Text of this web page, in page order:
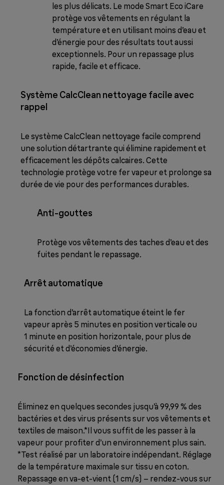
les plus délicats. Le mode Smart Eco iCare
protège vos vêtements en régulant la
température et en utilisant moins d’eau et
d’énergie pour des résultats tout aussi
exceptionnels. Pour un repassage plus
rapide, facile et efficace.
Système CalcClean nettoyage facile avec
rappel
Le système CalcClean nettoyage facile comprend
une solution détartrante qui élimine rapidement et
efficacement les dépôts calcaires. Cette
technologie protège votre fer vapeur et prolonge sa
durée de vie pour des performances durables.
Anti-gouttes
Protège vos vêtements des taches d’eau et des
fuites pendant le repassage.
Arrêt automatique
La fonction d’arrêt automatique éteint le fer
vapeur après 5 minutes en position verticale ou
1 minute en position horizontale, pour plus de
sécurité et d’économies d’énergie.
Fonction de désinfection
Éliminez en quelques secondes jusqu’à 99,99 % des
bactéries et des virus présents sur vos vêtements et
textiles de maison.*Il vous suffit de les passer à la
vapeur pour profiter d’un environnement plus sain.
*Test réalisé par un laboratoire indépendant. Réglage
de la température maximale sur tissu en coton.
Repassage en va-et-vient (1 cm/s) – rendez-vous sur